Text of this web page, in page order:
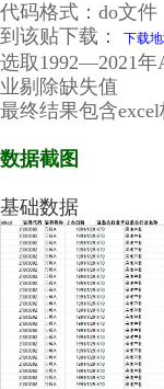
代码格式：do文件
到该贴下载：
下载
选取1992—2021
业剔除缺失值
最终结果包含
数据截图
基础数据